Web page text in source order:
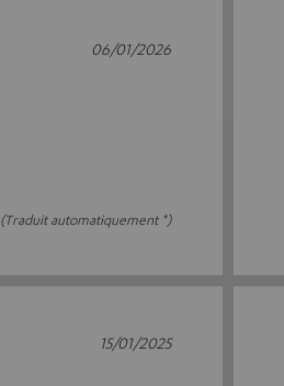
(Traduit automatiquement *)
06/01/2026
15/01/2025